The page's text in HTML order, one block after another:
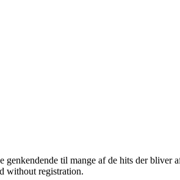
til mange af de hits der bliver
without registration.